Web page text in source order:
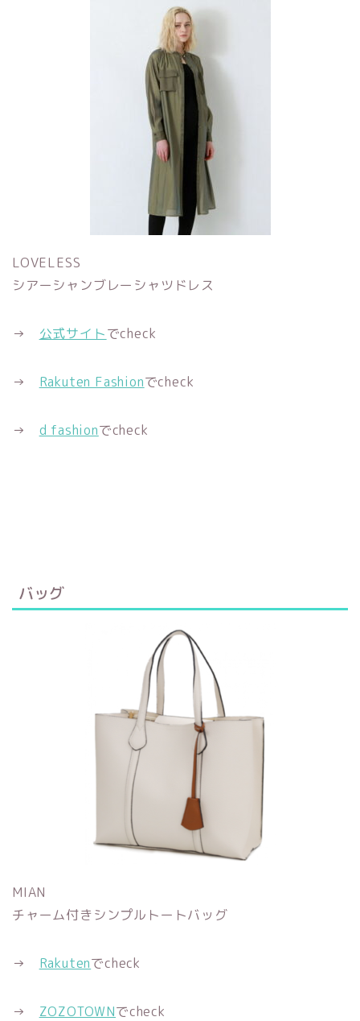
LOVELESS
シアーシャンブレーシャツドレス
→ 公式サイトでcheck
→ Rakuten Fashionでcheck
→ d fashionでcheck
バッグ
MIAN
チャーム付きシンプルトートバッグ
→ Rakutenでcheck
→ ZOZOTOWNでcheck